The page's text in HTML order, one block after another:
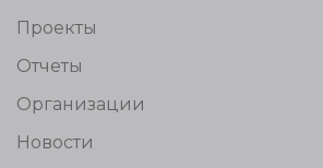
Проекты
Отчеты
Организации
Новости